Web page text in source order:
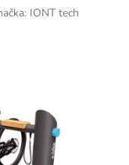
IONT tech